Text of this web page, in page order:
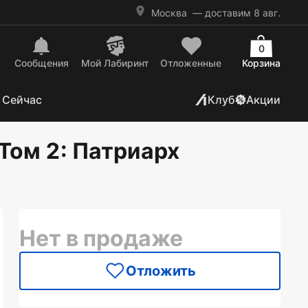
Москва — доставим 8 авг.
Сообщения Mой Лабиринт Отложенные Корзина
0
Клуб Акции
2: Патриарх
Нет в продаже
Отложить